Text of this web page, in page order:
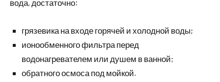
вода, достаточно:
грязевика на входе горячей и холодной воды;
ионообменного фильтра перед
водонагревателем или душем в ванной;
обратного осмоса под мойкой.